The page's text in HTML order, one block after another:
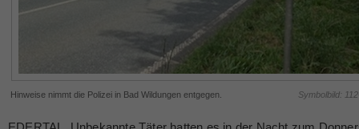
Hinweise nimmt die Polizei in Bad Wildungen entgegen. Symbolbild: